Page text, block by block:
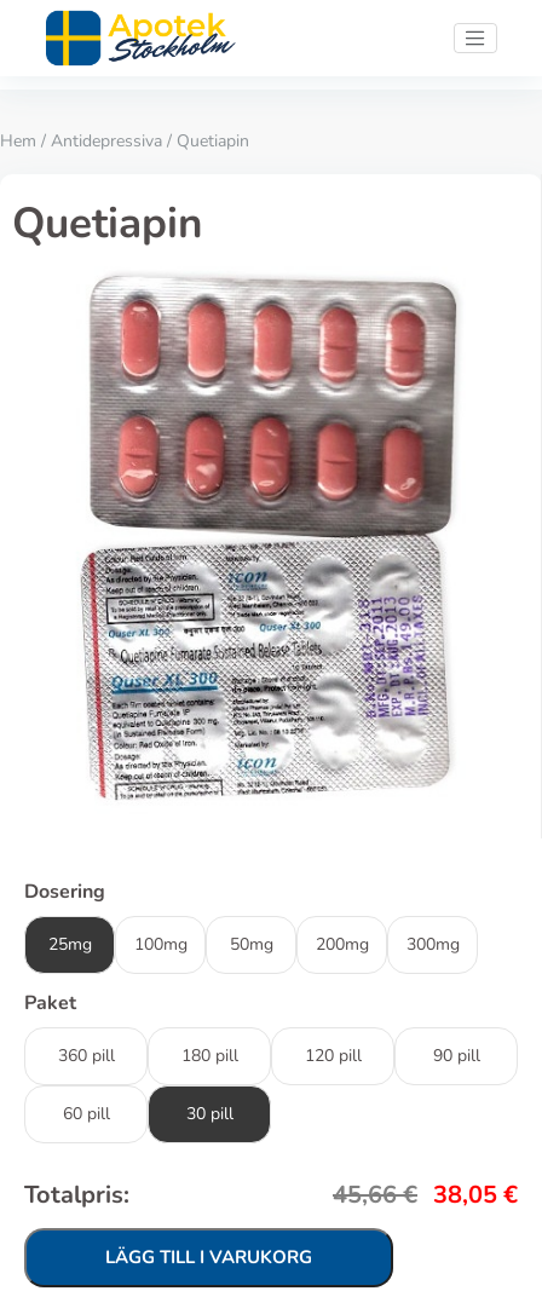
Hem / Antidepressiva / Quetiapin
Quetiapin
Dosering
25mg 100mg 50mg 200mg 300mg
Paket
360 pill 180 pill 120 pill 90 pill
60 pill 30 pill
Totalpris: 45,66€ 38,05€
LÄGG TILL I VARUKORG